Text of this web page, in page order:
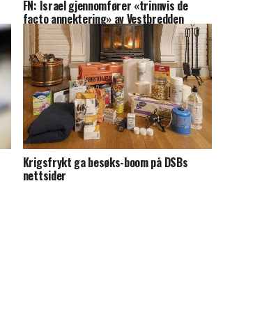
FN: Israel gjennomfører «trinnvis de
facto annektering» av Vestbredden
Krigsfrykt ga besøks-boom på DSBs
nettsider